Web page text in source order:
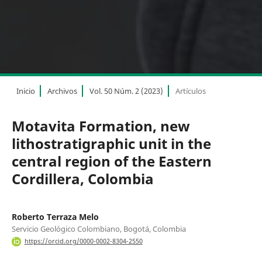
Inicio Archivos Vol. 50 Núm. 2 (2023) Artículos
Motavita Formation, new
lithostratigraphic unit in the
central region of the Eastern
Cordillera, Colombia
Roberto Terraza Melo
Servicio Geológico Colombiano, Bogotá, Colombia
https://orcid.org/0000-0002-8304-2550